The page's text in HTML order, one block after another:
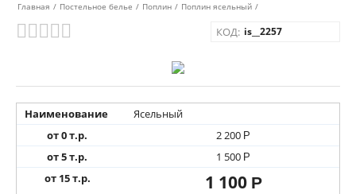
Главная / Постельное белье / Поплин / Поплин ясельный /
КОД: is__2257
Наименование
Ясельный
от 0 т.р.
2 200 Р
от 5 т.р. 1 500 Р
от 15 т.р. 1 100 Р